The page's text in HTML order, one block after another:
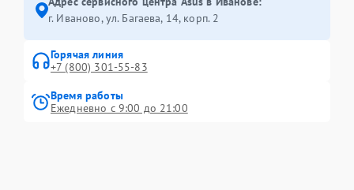
г. Иваново, ул. Багаева, 14, корп. 2
Горячая линия
+7 (800) 301-55-83
Время работы
Ежедневно с 9:00 до 21:00